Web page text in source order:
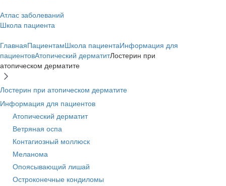
Атлас заболеваний
Школа пациента
ГлавнаяПациентамШкола пациентаИнформация для
пациентовАтопический дерматитЛостерин при
атопическом дерматите
Лостерин при атопическом дерматите
Информация для пациентов
Атопический дерматит
Ветряная оспа
Контагиозный моллюск
Меланома
Опоясывающий лишай
Остроконечные кондиломы